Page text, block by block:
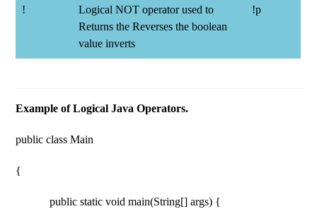
!
Logical NOT operator used to
Returns the Reverses the boolean
value inverts
!p
Example of Logical Java Operators.
public class Main
{
public static void main(String[] args) {